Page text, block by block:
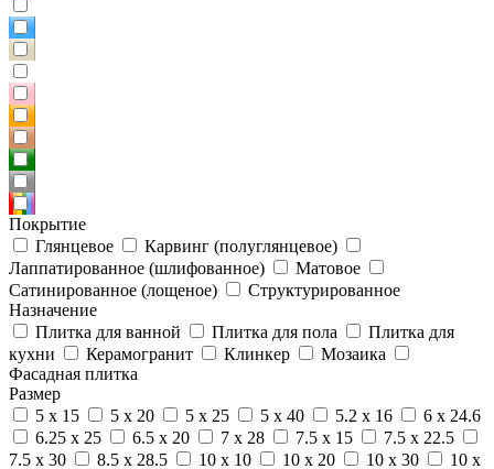
Покрытие
Глянцевое
Карвинг (полуглянцевое)
Лаппатированное (шлифованное)
Матовое
Сатинированное (лощеное)
Структурированное
Назначение
Плитка для ванной
Плитка для пола
Плитка для
кухни
Керамогранит Клинкер
Мозаика
Фасадная плитка
Размер
5 x 15
5 x 20 5 x 25 5 x 40 5.2 x 16
6 x 24.6
6.25 x 25
6.5 x 20 7 x 28 7.5 x 15
7.5 x 22.5
7.5 x 30
8.5 x 28.5 10 x 10 10 x 20 10 x 30 10 x